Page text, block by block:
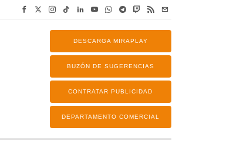
DESCARGA MIRAPLAY
BUZÓN DE SUGERENCIAS
CONTRATAR PUBLICIDAD
DEPARTAMENTO COMERCIAL